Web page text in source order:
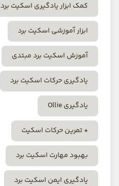
کمک ابزار یادگیری اسکیت برد
ابزار آموزشی اسکیت برد
آموزش اسکیت برد مبتدی
یادگیری حرکات اسکیت برد
یادگیری Ollie
* تمرین حرکات اسکیت
بهبود مهارت اسکیت برد
یادگیری ایمن اسکیت برد